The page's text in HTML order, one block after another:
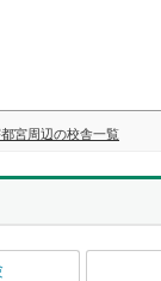
宮周辺の校舎一覧